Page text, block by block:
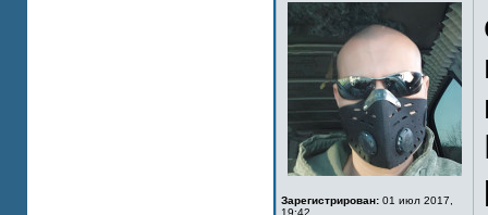
Зарегистрирован: 01 июл 2017,
19:42